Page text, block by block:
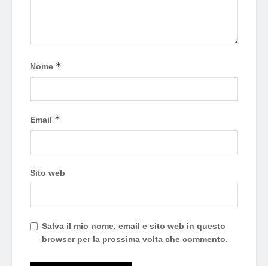
Nome *
Email *
Sito web
Salva il mio nome, email e sito web in questo
browser per la prossima volta che commento.